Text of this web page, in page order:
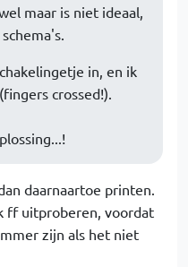
maar is niet ideaal,
in, en ik
crossed!).
daarnaartoe printen.
ff uitproberen, voordat
zijn als het niet